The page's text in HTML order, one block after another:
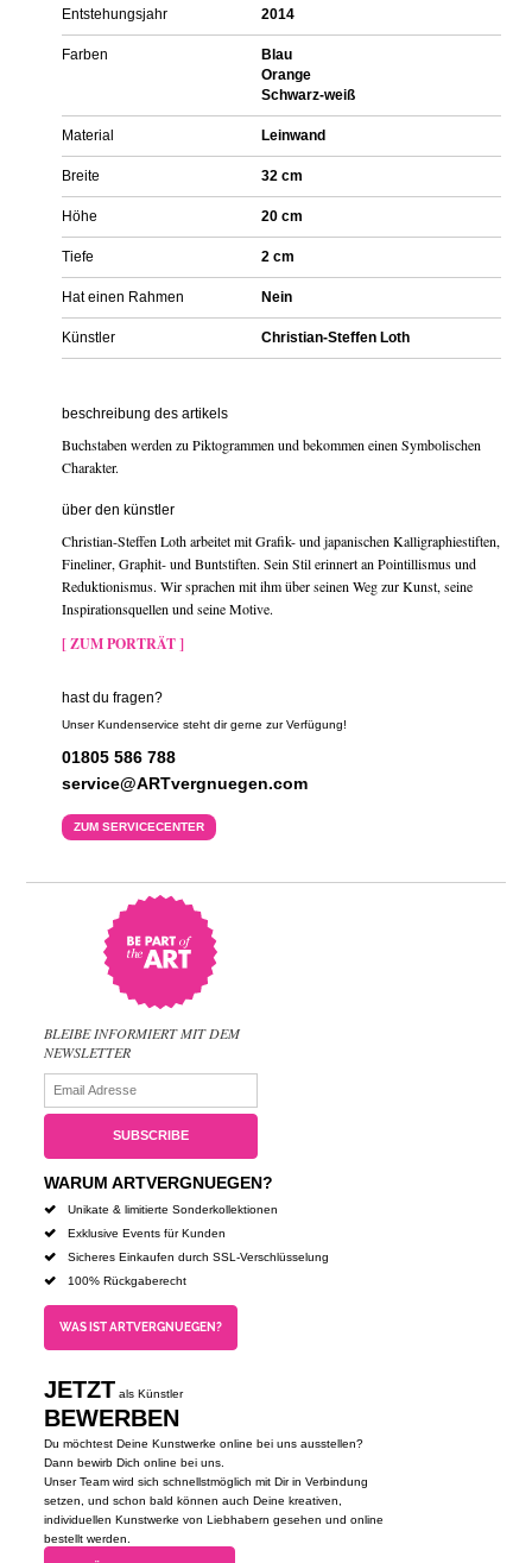
Entstehungsjahr 2014
Farben
Blau
Orange
Schwarz-weiß
Material Leinwand
Breite 32 cm
Höhe 20 cm
Tiefe 2 cm
Hat einen Rahmen Nein
Künstler Christian-Steffen Loth
beschreibung des artikels
Buchstaben werden zu Piktogrammen und bekommen einen Symbolischen
Charakter.
über den künstler
Christian-Steffen Loth arbeitet mit Grafik- und japanischen Kalligraphiestiften,
Fineliner, Graphit- und Buntstiften. Sein Stil erinnert an Pointillismus und
Reduktionismus. Wir sprachen mit ihm über seinen Weg zur Kunst, seine
Inspirationsquellen und seine Motive.
[ ZUM PORTRÄT ]
hast du fragen?
Unser Kundenservice steht dir gerne zur Verfügung!
01805 586 788
service@ARTvergnuegen.com
ZUM SERVICECENTER
BLEIBE INFORMIERT MIT DEM
NEWSLETTER
WARUM ARTVERGNUEGEN?
Unikate & limitierte Sonderkollektionen
Exklusive Events für Kunden
Sicheres Einkaufen durch SSL-Verschlüsselung
100% Rückgaberecht
WAS IST ARTVERGNUEGEN?
JETZT als Künstler
BEWERBEN
Du möchtest Deine Kunstwerke online bei uns ausstellen?
Dann bewirb Dich online bei uns.
Unser Team wird sich schnellstmöglich mit Dir in Verbindung
setzen, und schon bald können auch Deine kreativen,
individuellen Kunstwerke von Liebhabern gesehen und online
bestellt werden.